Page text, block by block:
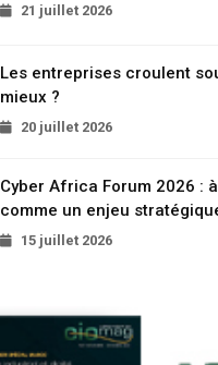
21 juillet 2026
Les entreprises croulent
mieux ?
20 juillet 2026
Cyber Africa Forum 2026 :
comme un enjeu
15 juillet 2026